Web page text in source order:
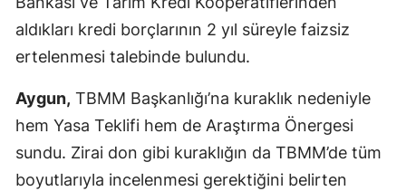
aldıkları kredi borçlarının 2 yıl süreyle faizsiz
ertelenmesi talebinde bulundu.
Aygun, TBMM Başkanlığı’na kuraklık nedeniyle
hem Yasa Teklifi hem de Araştırma Önergesi
sundu. Zirai don gibi kuraklığın da TBMM’de tüm
boyutlarıyla incelenmesi gerektiğini belirten